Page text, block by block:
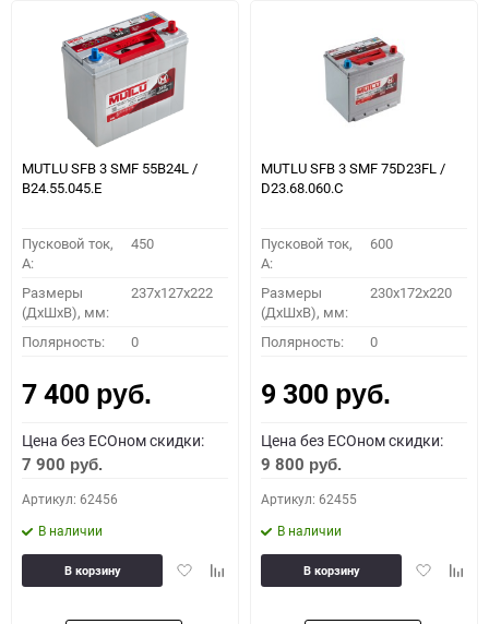
MUTLU SFB 3 SMF 55B24L /
B24.55.045.E
Пусковой ток,
A:
450
Размеры
(ДхШхВ), мм:
237x127x222
Полярность: 0
7 400 руб.
Цена без ECOном скидки:
7 900 руб.
Артикул: 62456
В наличии
ДобавитьДобавить
В корзину
MUTLU SFB 3 SMF 75D23FL /
D23.68.060.C
Пусковой ток,
A:
600
Размеры
(ДхШхВ), мм:
230x172x220
Полярность: 0
9 300 руб.
Цена без ECOном скидки:
9 800 руб.
Артикул: 62455
В наличии
Добавить
В корзину